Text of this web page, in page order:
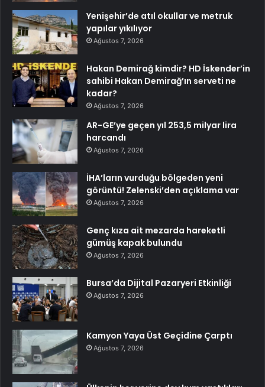
Yenişehir’de atıl okullar ve metruk
yapılar yıkılıyor
Ağustos 7, 2026
Hakan Demirağ kimdir? HD İskender’in
sahibi Hakan Demirağ’ın serveti ne
kadar?
Ağustos 7, 2026
AR-GE’ye geçen yıl 253,5 milyar lira
harcandı
Ağustos 7, 2026
İHA’ların vurduğu bölgeden yeni
görüntü! Zelenski’den açıklama var
Ağustos 7, 2026
Genç kıza ait mezarda hareketli
gümüş kapak bulundu
Ağustos 7, 2026
Bursa’da Dijital Pazaryeri Etkinliği
Ağustos 7, 2026
Kamyon Yaya Üst Geçidine Çarptı
Ağustos 7, 2026